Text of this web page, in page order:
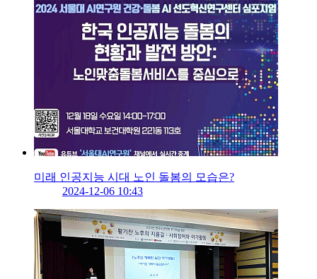
미래 인공지능 시대 노인 돌봄의 모습은?
2024-12-06 10:43